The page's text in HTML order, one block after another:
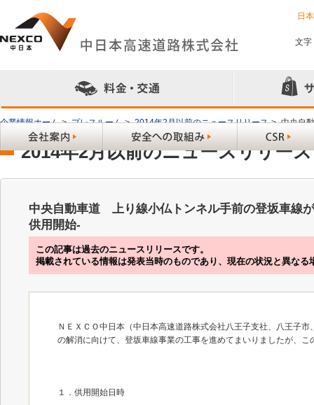
日
文字
企業情報ホーム > プレスルーム > 2014年2月以前のニュースリリース > 中央自
2014年2月以前のニュースリリース
中央自動車道 上り線小仏トンネル手前の登坂車線
供用開始-
この記事は過去のニュースリリースです。
掲載されている情報は発表当時のものであり、現在の状況と異なる
ＮＥＸＣＯ中日本（中日本高速道路株式会社八王子支社、八王子
の解消に向けて、登坂車線事業の工事を進めてまいりましたが、
１．供用開始日時